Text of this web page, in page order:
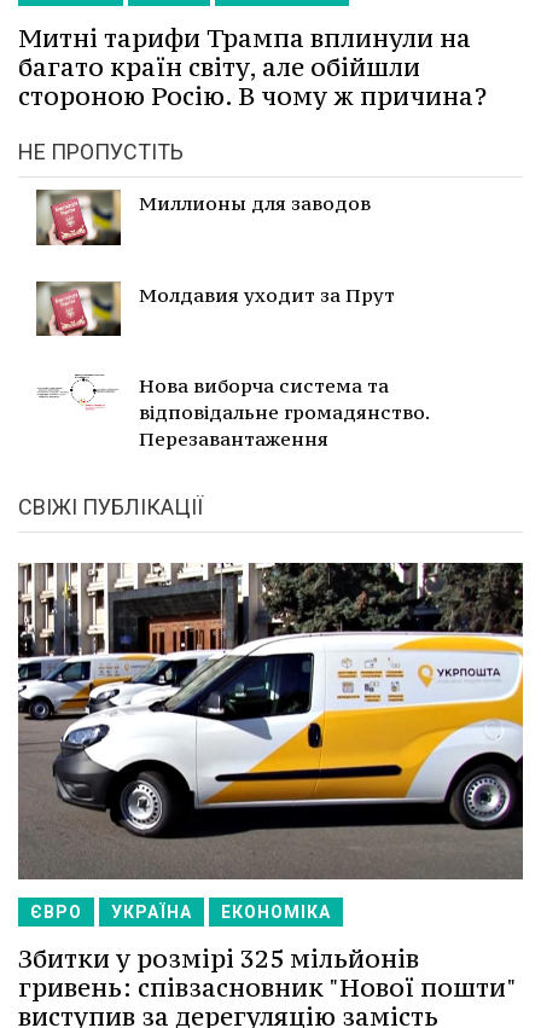
Митні тарифи Трампа вплинули на
багато країн світу, але обійшли
стороною Росію. В чому ж причина?
НЕ ПРОПУСТІТЬ
Миллионы для заводов
Молдавия уходит за Прут
Нова виборча система та
відповідальне громадянство.
Перезавантаження
СВІЖІ ПУБЛІКАЦІЇ
ЄВРО УКРАЇНА ЕКОНОМІКА
Збитки у розмірі 325 мільйонів
гривень: співзасновник "Нової пошти"
виступив за дерегуляцію замість